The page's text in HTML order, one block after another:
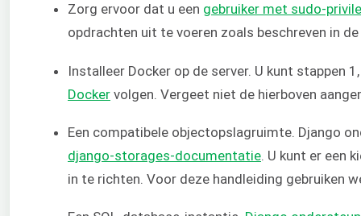
Zorg ervoor dat u een gebruiker met sudo-
opdrachten uit te voeren zoals beschreven in
Installeer Docker op de server. U kunt stappen
Docker volgen. Vergeet niet de hierboven
Een compatibele objectopslagruimte. Django
django-storages-documentatie. U kunt er een
in te richten. Voor deze handleiding gebruiken